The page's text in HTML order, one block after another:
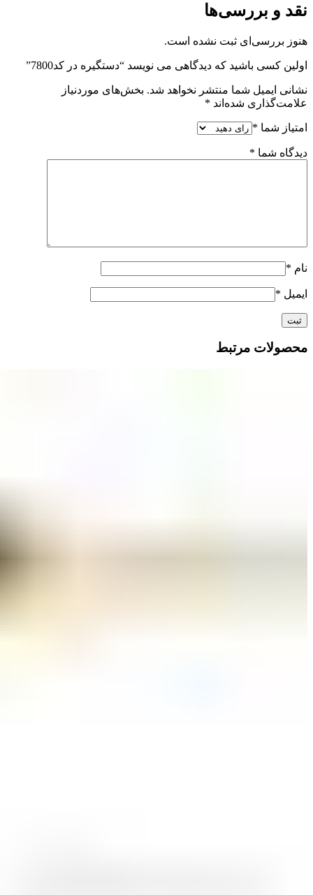
نقد و بررسی‌ها
هنوز بررسی‌ای ثبت نشده است.
اولین کسی باشید که دیدگاهی می نویسد “دستگیره در کد7800”
نشانی ایمیل شما منتشر نخواهد شد. بخش‌های موردنیاز
علامت‌گذاری شده‌اند *
امتیاز شما *
دیدگاه شما *
نام *
ایمیل *
محصولات مرتبط